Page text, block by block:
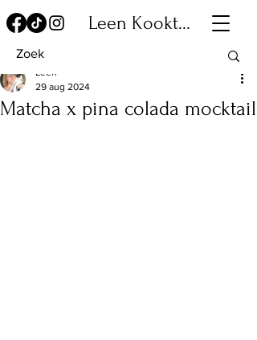
Leen Kookt...
Matcha x pina colada mocktail
Leen
29 aug 2024